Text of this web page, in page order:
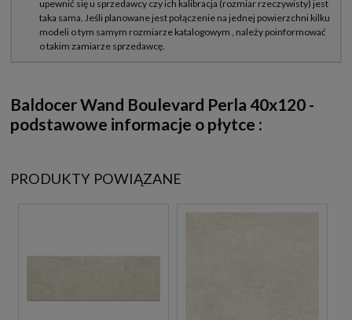
Baldocer Wand Boulevard Perla 40x120 -
podstawowe informacje o płytce :
PRODUKTY POWIĄZANE